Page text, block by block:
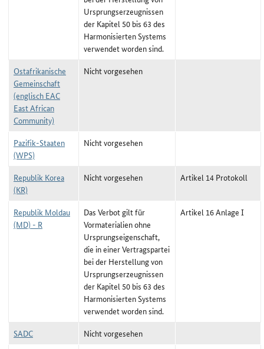
Ursprungserzeugnissen
der Kapitel 50 bis 63 des
Harmonisierten Systems
verwendet worden sind.
Ostafrikanische
Gemeinschaft
(englisch EAC
East African
Community)
Nicht vorgesehen
Pazifik-Staaten
(WPS)
Nicht vorgesehen
Republik Korea
(KR)
Nicht vorgesehen Artikel 14 Protokoll
Republik Moldau
(MD) - R
Das Verbot gilt für
Vormaterialien ohne
Ursprungseigenschaft,
die in einer Vertragspartei
bei der Herstellung von
Ursprungserzeugnissen
der Kapitel 50 bis 63 des
Harmonisierten Systems
verwendet worden sind.
Artikel 16 Anlage I
SADC
Nicht vorgesehen